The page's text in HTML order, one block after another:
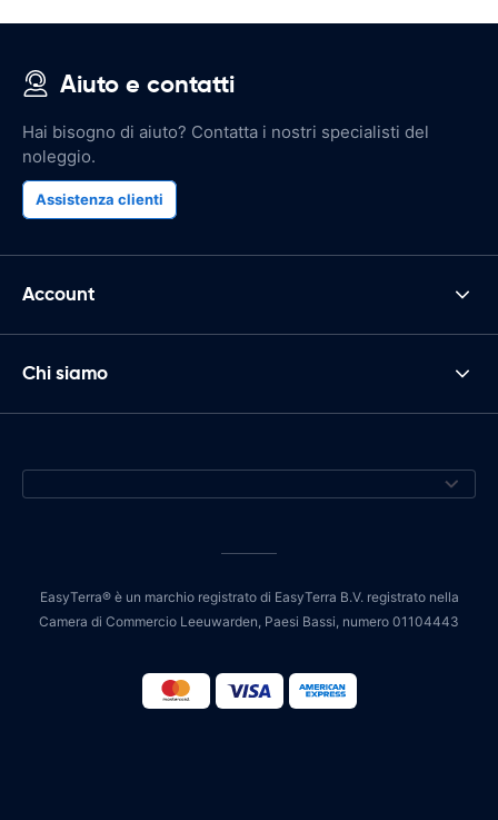
Aiuto e contatti
Hai bisogno di aiuto? Contatta i nostri specialisti del
noleggio.
Assistenza clienti
Account
Chi siamo
EasyTerra® è un marchio registrato di EasyTerra B.V. registrato nella
Camera di Commercio Leeuwarden, Paesi Bassi, numero 01104443